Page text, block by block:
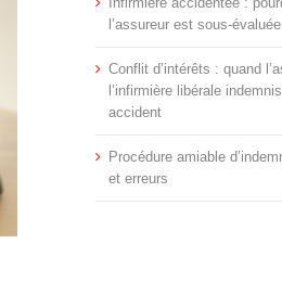
l’assureur est sous-
Conflit d’intérêts : quand
l’infirmière libérale
accident
Procédure amiable
et erreurs